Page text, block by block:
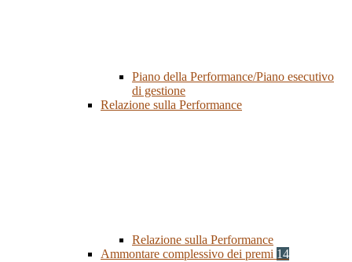
Piano della Performance/Piano esecutivo
di gestione
Relazione sulla Performance
Relazione sulla Performance
Ammontare complessivo dei premi 14